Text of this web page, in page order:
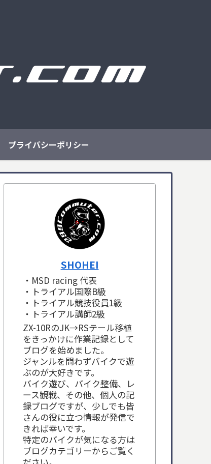
プライバシーポリシー
SHOHEI
・MSD racing 代表
・トライアル国際B級
・トライアル競技役員1級
・トライアル講師2級
ZX-10RのJK→RSテール移植
をきっかけに作業記録として
ブログを始めました。
ジャンルを問わずバイクで遊
ぶのが大好きです。
バイク遊び、バイク整備、レ
ース観戦、その他、個人の記
録ブログですが、少しでも皆
さんの役に立つ情報が発信で
きれば幸いです。
特定のバイクが気になる方は
ブログカテゴリーからご覧く